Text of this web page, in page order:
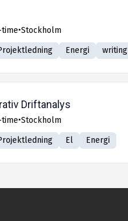
•Stockholm
Energi writing
Driftanalys
•Stockholm
El Energi